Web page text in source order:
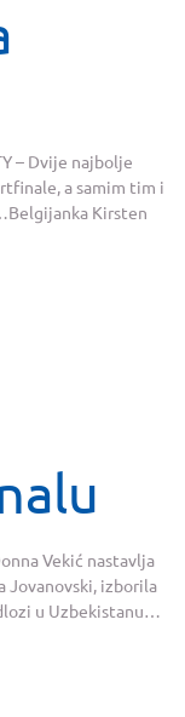
– Dvije najbolje
a samim tim i
Kirsten
Vekić nastavlja
Jovanovski, izborila
u Uzbekistanu…